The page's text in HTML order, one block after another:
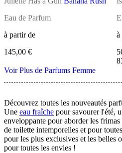
Eau de Parfum
à partir de
145,00 €
à
Voir Plus de Parfums Femme
Découvrez toutes les nouveautés
Une eau fraîche pour savourer l'été,
enveloppante pour aborder les
de toilette intemporelles et pour
pour les plus exclusives et les belles
pour toutes les envies !